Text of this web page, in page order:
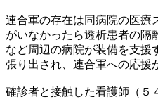
連合軍の存在は同病院の医療
がいなかったら透析患者の隔
など周辺の病院が装備を支援
張り出され、連合軍への応援
確診者と接触した看護師（５